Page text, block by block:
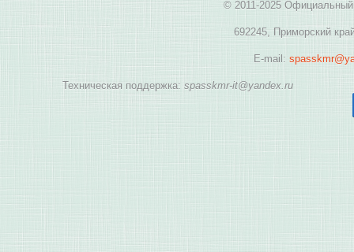
© 2011-2025 Официальный
692245, Приморский
E-mail:
Техническая поддержка: spasskmr-it@yandex.ru